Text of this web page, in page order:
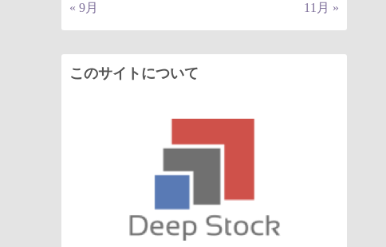
« 9月 11月 »
このサイトについて